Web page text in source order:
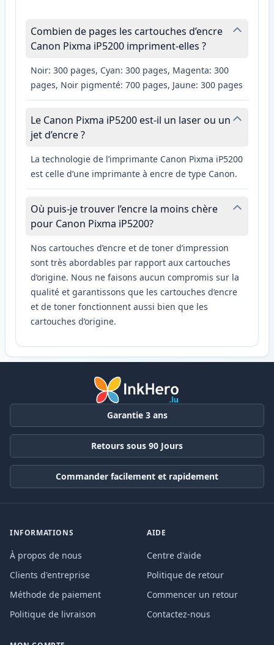
Combien de pages les cartouches d’encre
Canon Pixma iP5200 impriment-elles ?
Noir: 300 pages, Cyan: 300 pages, Magenta: 300
pages, Noir pigmenté: 700 pages, Jaune: 300 pages
Le Canon Pixma iP5200 est-il un laser ou un
jet d’encre ?
La technologie de l’imprimante Canon Pixma iP5200
est celle d’une imprimante à encre de type Canon.
Où puis-je trouver l’encre la moins chère
pour Canon Pixma iP5200?
Nos cartouches d’encre et de toner d’impression
sont très abordables par rapport aux cartouches
d’origine. Nous ne faisons aucun compromis sur la
qualité et garantissons que les cartouches d’encre
et de toner fonctionnent aussi bien que les
cartouches d’origine.
Garantie 3 ans
Retours sous 90 Jours
Commander facilement et rapidement
INFORMATIONS
À propos de nous
Clients d'entreprise
Méthode de paiement
Politique de livraison
AIDE
Centre d'aide
Politique de retour
Commencer un retour
Contactez-nous